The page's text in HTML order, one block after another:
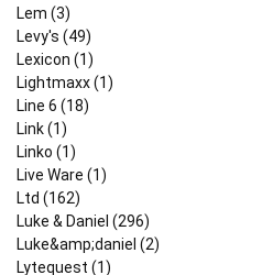
Lem (3)
Levy's (49)
Lexicon (1)
Lightmaxx (1)
Line 6 (18)
Link (1)
Linko (1)
Live Ware (1)
Ltd (162)
Luke & Daniel (296)
Luke&amp;daniel (2)
Lytequest (1)